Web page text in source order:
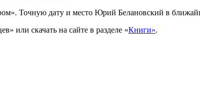
Точную дату и место Юрий Белановский в
или скачать на сайте в разделе «Книги».